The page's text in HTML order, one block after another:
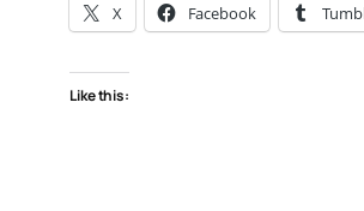
X Facebook
Like this: